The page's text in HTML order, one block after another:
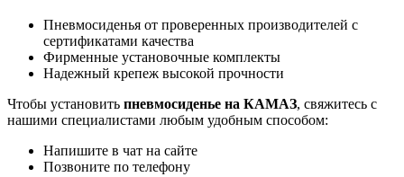
Пневмосиденья от проверенных производителей с
сертификатами качества
Фирменные установочные комплекты
Надежный крепеж высокой прочности
Чтобы установить пневмосиденье на КАМАЗ, свяжитесь с
нашими специалистами любым удобным способом:
Напишите в чат на сайте
Позвоните по телефону